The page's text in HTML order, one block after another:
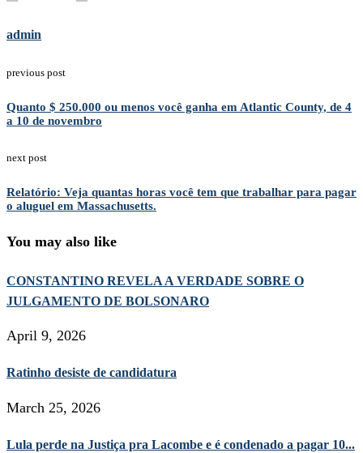
admin
previous post
Quanto $ 250.000 ou menos você ganha em Atlantic County, de 4
a 10 de novembro
next post
Relatório: Veja quantas horas você tem que trabalhar para pagar
o aluguel em Massachusetts.
You may also like
CONSTANTINO REVELA A VERDADE SOBRE O
JULGAMENTO DE BOLSONARO
April 9, 2026
Ratinho desiste de candidatura
March 25, 2026
Lula perde na Justiça pra Lacombe e é condenado a pagar 10...